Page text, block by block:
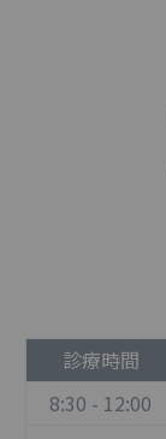
診療時間
8:30 - 12:00